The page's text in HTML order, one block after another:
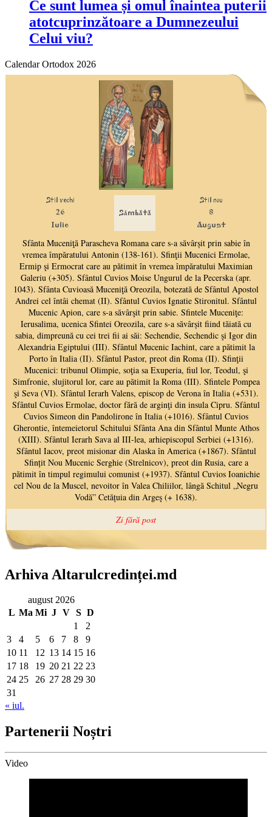
Ce sunt lumea și omul înaintea puterii
atotcuprinzătoare a Dumnezeului
Celui viu?
Calendar Ortodox 2026
Arhiva Altarulcredinței.md
august 2026
L Ma Mi J V S D
1
2
3
4 5 6 7 8
9
10 11 12 13 14 15 16
17 18 19 20 21 22 23
24 25 26 27 28 29 30
31
« iul.
Partenerii Noștri
Video